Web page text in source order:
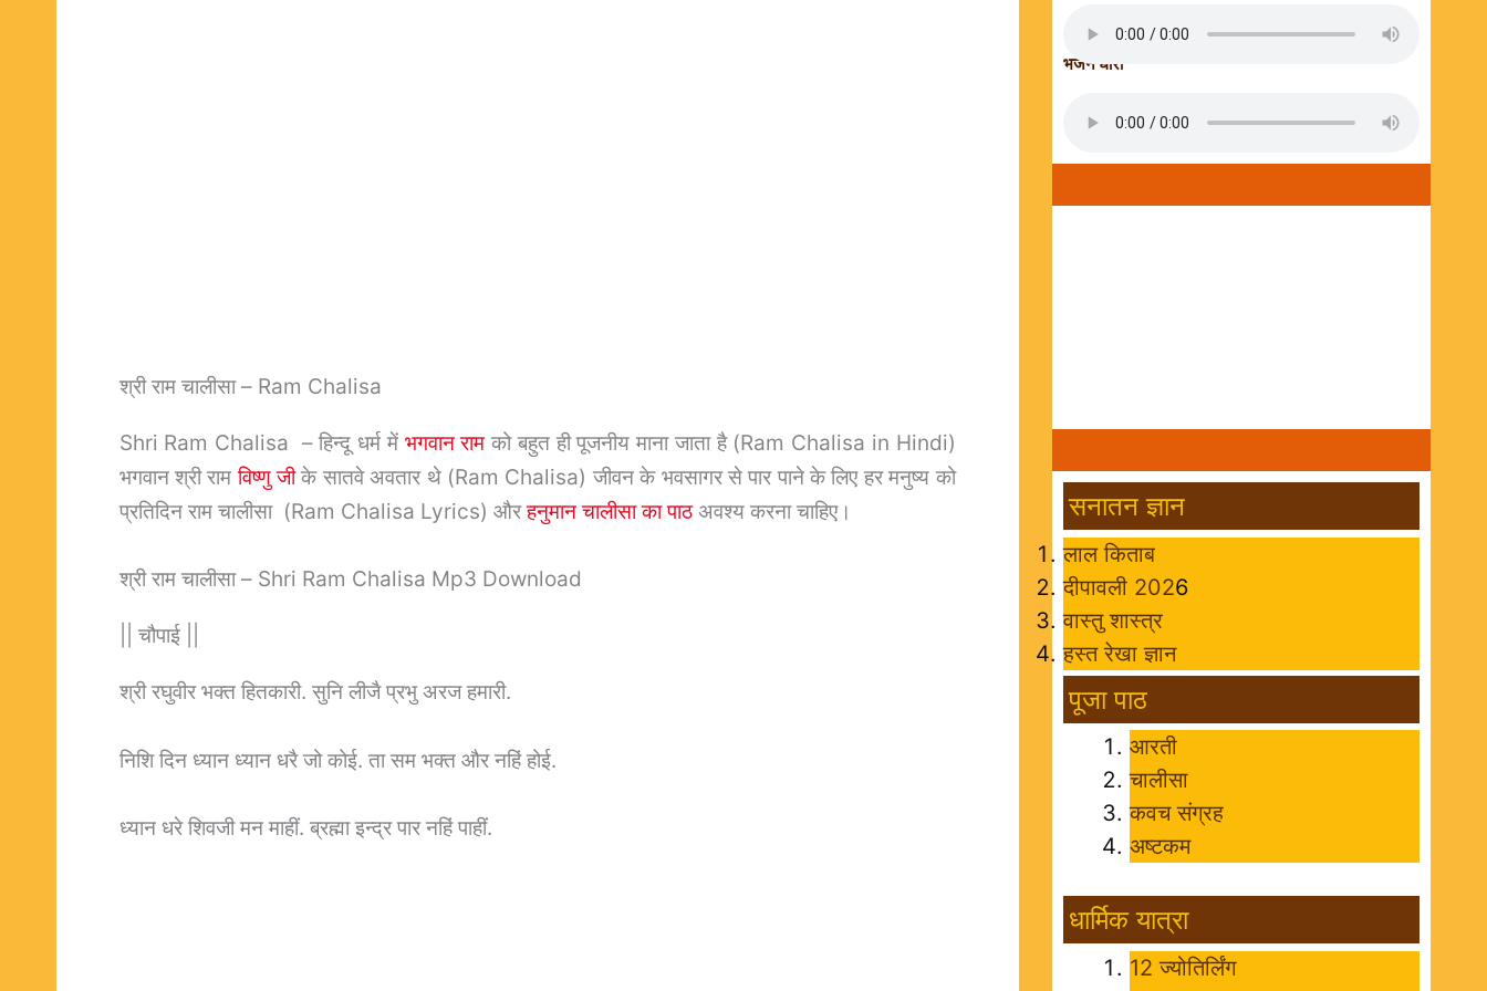
श्री राम चालीसा – Ram Chalisa
Shri Ram Chalisa – हिन्दू धर्म में भगवान राम को बहुत ही पूजनीय माना जाता है (Ram Chalisa in Hindi)
भगवान श्री रामविष्णु जीके सातवे अवतार थे (Ram Chalisa) जीवन के भवसागर से पार पाने के लिए हर मनुष्य को
प्रतिदिन राम चालीसा (Ram Chalisa Lyrics) औरहनुमान चालीसा का पाठअवश्य करना चाहिए।
श्री राम चालीसा – Shri Ram Chalisa Mp3 Download
|| चौपाई ||
श्री रघुवीर भक्त हितकारी. सुनि लीजै प्रभु अरज हमारी.
निशि दिन ध्यान ध्यान धरै जो कोई. ता सम भक्त और नहिं होई.
ध्यान धरे शिवजी मन माहीं. ब्रह्मा इन्द्र पार नहिं पाहीं.
भजन धारा
सनातन ज्ञान
लाल किताब
दीपावली 2026
वास्तु शास्त्र
हस्त रेखा ज्ञान
पूजा पाठ
आरती
चालीसा
कवच संग्रह
अष्टकम
धार्मिक यात्रा
12 ज्योतिर्लिंग